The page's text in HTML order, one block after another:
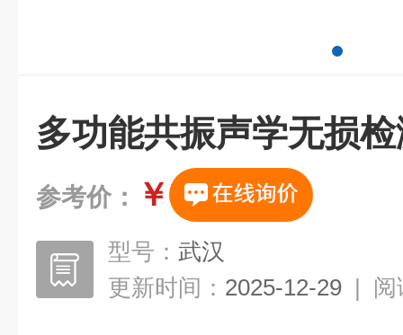
多功能共振声学无损
参考价： ￥
型号： 武汉
更新时间： 2025-12-29 | 阅